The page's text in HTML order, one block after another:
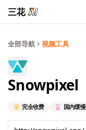
三花
全部导航 视频工具
Snowpixel
完全收费 国内缓慢